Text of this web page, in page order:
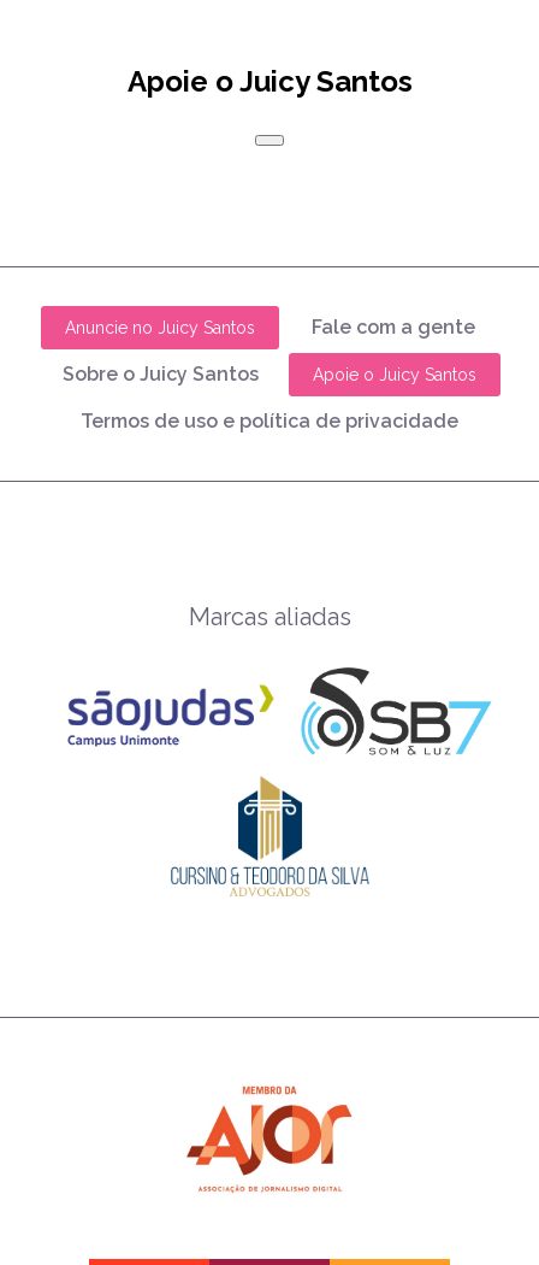
Apoie o Juicy Santos
Anuncie no Juicy Santos Fale com a gente
Sobre o Juicy Santos Apoie o Juicy Santos
Termos de uso e política de privacidade
Marcas aliadas